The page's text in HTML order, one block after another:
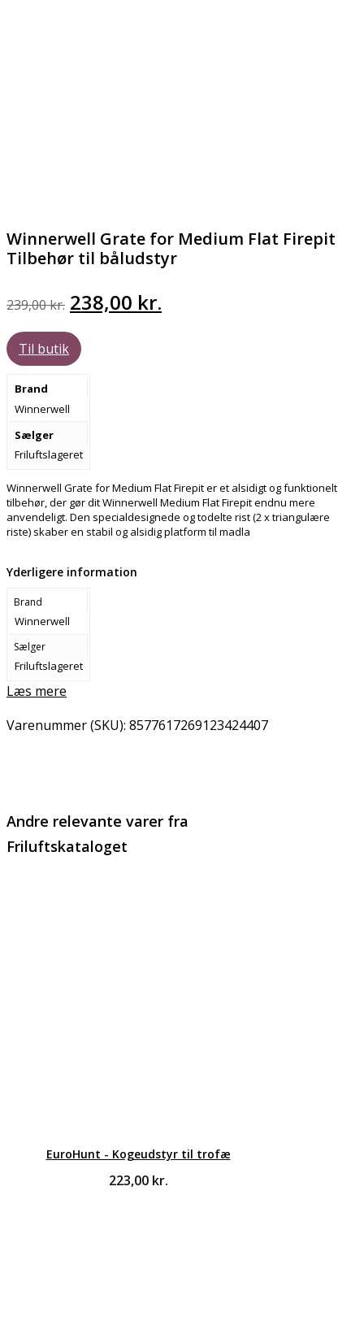
Winnerwell Grate for Medium Flat Firepit
Tilbehør til båludstyr
239,00kr. Den
oprindelige
pris
238,00 kr.
Til butik
Brand
Winnerwell
Sælger
Friluftslageret
Winnerwell Grate for Medium Flat Firepit er et alsidigt og funktionelt
tilbehør, der gør dit Winnerwell Medium Flat Firepit endnu mere
anvendeligt. Den specialdesignede og todelte rist (2 x triangulære
riste) skaber en stabil og alsidig platform til madla
Yderligere information
Brand
Winnerwell
Sælger
Friluftslageret
Læs mere
Varenummer (SKU): 8577617269123424407
Andre relevante varer fra
Friluftskataloget
EuroHunt - Kogeudstyr til trofæ
223,00 kr.